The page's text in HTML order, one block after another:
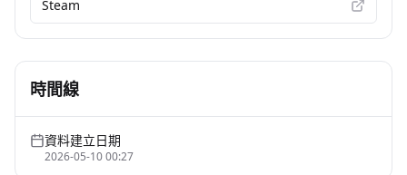
Steam
時間線
資料建立日期
2026-05-10 00:27